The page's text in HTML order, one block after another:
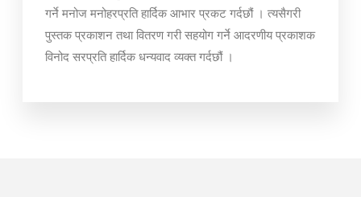
गर्ने मनोज मनोहरप्रति हार्दिक आभार प्रकट गर्दछौं । त्यसैगरी
पुस्तक प्रकाशन तथा वितरण गरी सहयोग गर्ने आदरणीय प्रकाशक
विनोद सरप्रति हार्दिक धन्यवाद व्यक्त गर्दछौं ।